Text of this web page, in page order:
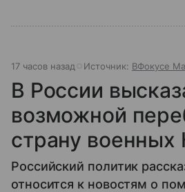
17 часов назад Источник: ВФокусе
В России
возможной
страну
Российский политик
относится к новостям о